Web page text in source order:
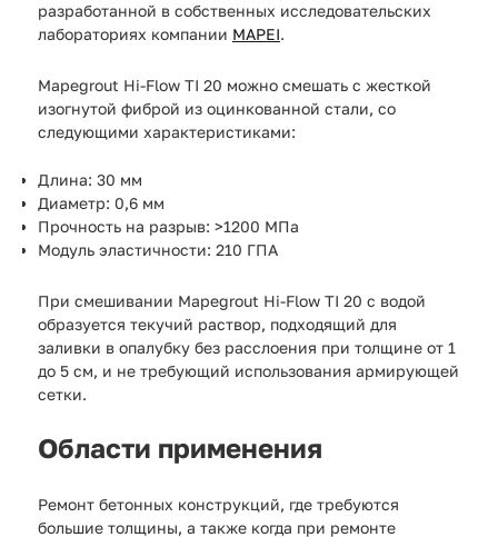
разработанной в собственных исследовательских
лабораториях компании MAPEI.
Mapegrout Hi-Flow TI 20 можно смешать с жесткой
изогнутой фиброй из оцинкованной стали, со
следующими характеристиками:
Длина: 30 мм
Диаметр: 0,6 мм
Прочность на разрыв: >1200 МПа
Модуль эластичности: 210 ГПА
При смешивании Mapegrout Hi-Flow TI 20 с водой
образуется текучий раствор, подходящий для
заливки в опалубку без расслоения при толщине от 1
до 5 см, и не требующий использования армирующей
сетки.
Области применения
Ремонт бетонных конструкций, где требуются
большие толщины, а также когда при ремонте